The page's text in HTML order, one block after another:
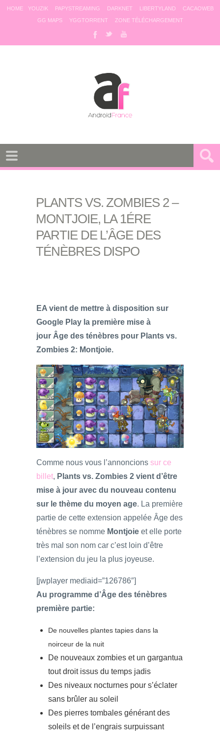
HOME YOUZIK PAPYSTREAMING DARKNET LIBERTYLAND
CACAOWEB
GG MAPS
YGGTORRENT ZONE TÉLÉCHARGEMENT
PLANTS VS. ZOMBIES 2 –
MONTJOIE, LA 1ÉRE
PARTIE DE L’ÂGE DES
TÉNÈBRES DISPO
EA vient de mettre à disposition sur
Google Play la première mise à
jour Âge des ténèbres pour Plants vs.
Zombies 2: Montjoie.
Comme nous vous l’annoncions sur ce
billet, Plants vs. Zombies 2 vient d’être
mise à jour avec du nouveau contenu
sur le thème du moyen age. La première
partie de cette extension appelée Âge des
ténèbres se nomme Montjoie et elle porte
très mal son nom car c’est loin d’être
l’extension du jeu la plus joyeuse.
[jwplayer mediaid=”126786″]
Au programme d’Âge des ténèbres
première partie:
De nouvelles plantes tapies dans la
noirceur de la nuit
De nouveaux zombies et un gargantua
tout droit issus du temps jadis
Des niveaux nocturnes pour s’éclater
sans brûler au soleil
Des pierres tombales générant des
soleils et de l’engrais surpuissant